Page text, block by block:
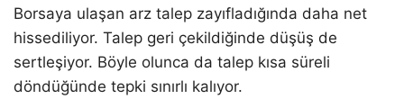
Borsaya ulaşan arz talep zayıfladığında daha net
hissediliyor. Talep geri çekildiğinde düşüş de
sertleşiyor. Böyle olunca da talep kısa süreli
döndüğünde tepki sınırlı kalıyor.